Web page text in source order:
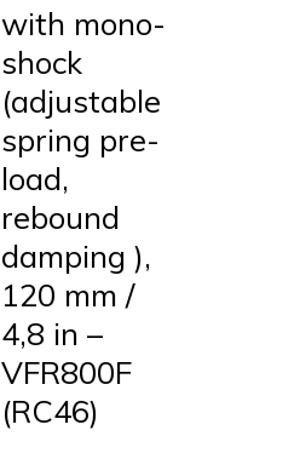
with mono-
shock
(adjustable
spring pre-
load,
rebound
damping ),
120 mm /
4,8 in –
VFR800F
(RC46)